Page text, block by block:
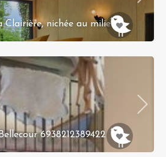
nichée au milieu
instantanée
6938212389422